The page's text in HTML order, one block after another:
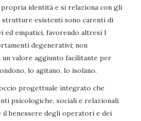
propria identità e si relaziona con gli
esistenti sono carenti di
ed empatici, favorendo altresì l
degenerativi; non
valore aggiunto facilitante per
lo agitano, lo isolano.
progettuale integrato che
psicologiche, sociali e relazionali
benessere degli operatori e dei